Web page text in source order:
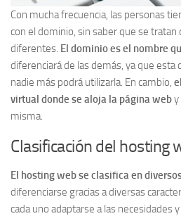
Con mucha frecuencia, las personas
con el dominio, sin saber que se
diferentes. El dominio es el nombre
diferenciará de las demás, ya que esta
nadie más podrá utilizarla. En cambio,
virtual donde se aloja la página weby
misma.
Clasificación del hosting
El hosting web se clasifica en
diferenciarse gracias a diversas
cada uno adaptarse a las necesidades